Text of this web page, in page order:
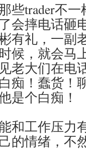
些trader不一
会摔电话砸
有礼，一副
候，就会马
老大们在电
痴！蠢货！
是个白痴！
和工作压力
的情绪，不